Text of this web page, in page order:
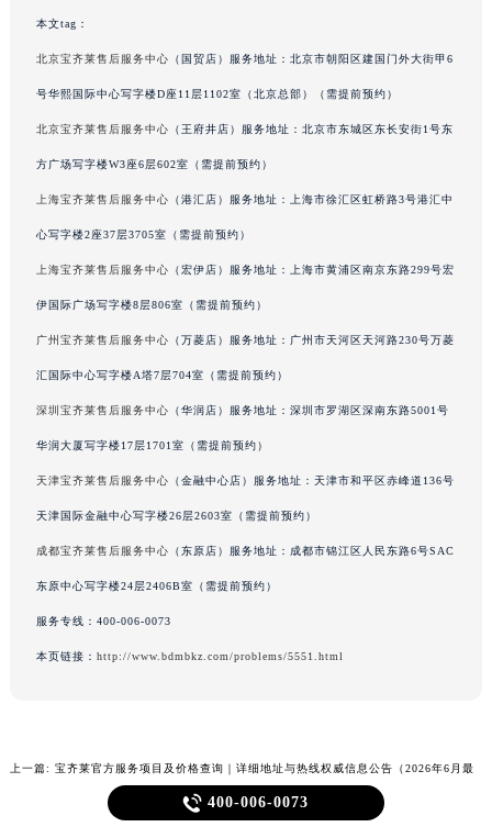
本文tag：
北京宝齐莱售后服务中心 （国贸店）服务地址：北京市朝阳区建国门外大街甲6
号华熙国际中心写字楼D座11层1102室（北京总部）（需提前预约）
北京宝齐莱售后服务中心 （王府井店）服务地址：北京市东城区东长安街1号东
方广场写字楼W3座6层602室（需提前预约）
上海宝齐莱售后服务中心 （港汇店）服务地址：上海市徐汇区虹桥路3号港汇中
心写字楼2座37层3705室（需提前预约）
上海宝齐莱售后服务中心 （宏伊店）服务地址：上海市黄浦区南京东路299号宏
伊国际广场写字楼8层806室（需提前预约）
广州宝齐莱售后服务中心 （万菱店）服务地址：广州市天河区天河路230号万菱
汇国际中心写字楼A塔7层704室（需提前预约）
深圳宝齐莱售后服务中心 （华润店）服务地址：深圳市罗湖区深南东路5001号
华润大厦写字楼17层1701室（需提前预约）
天津宝齐莱售后服务中心 （金融中心店）服务地址：天津市和平区赤峰道136号
天津国际金融中心写字楼26层2603室（需提前预约）
成都宝齐莱售后服务中心 （东原店）服务地址：成都市锦江区人民东路6号SAC
东原中心写字楼24层2406B室（需提前预约）
服务专线： 400-006-0073
本页链接： http://www.bdmbkz.com/problems/5551.html
上一篇: 宝齐莱官方服务项目及价格查询｜详细地址与热线权威信息公告（2026年6月最
 400-006-0073